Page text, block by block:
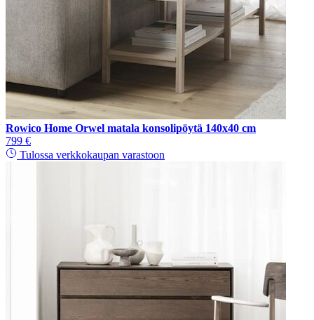
Rowico Home Orwel matala konsolipöytä 140x40 cm
799 €
Tulossa verkkokaupan varastoon